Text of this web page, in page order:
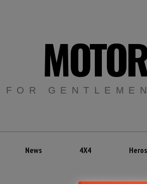
FOR
News 4X4 Heros